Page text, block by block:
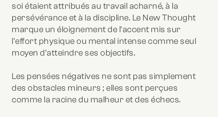
soi étaient attribués au travail acharné, à la
persévérance et à la discipline. Le New Thought
marque un éloignement de l'accent mis sur
l'effort physique ou mental intense comme seul
moyen d'atteindre ses objectifs.
Les pensées négatives ne sont pas simplement
des obstacles mineurs ; elles sont perçues
comme la racine du malheur et des échecs.